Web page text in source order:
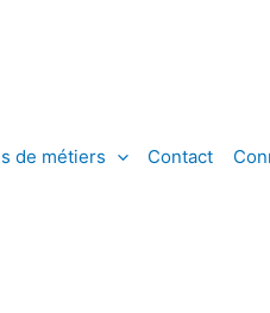
de métiers Contact